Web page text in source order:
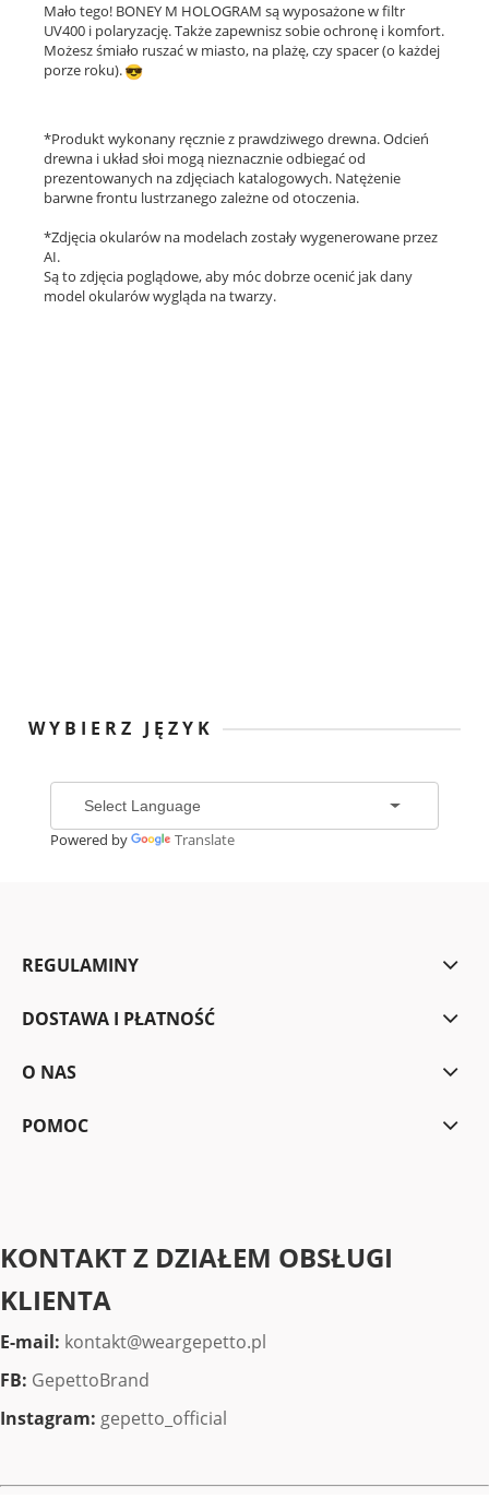
Mało tego! BONEY M HOLOGRAM są wyposażone w filtr
UV400 i polaryzację. Także zapewnisz sobie ochronę i komfort.
Możesz śmiało ruszać w miasto, na plażę, czy spacer (o każdej
porze roku).
*Produkt wykonany ręcznie z prawdziwego drewna. Odcień
drewna i układ słoi mogą nieznacznie odbiegać od
prezentowanych na zdjęciach katalogowych. Natężenie
barwne frontu lustrzanego zależne od otoczenia.
*Zdjęcia okularów na modelach zostały wygenerowane przez
AI.
Są to zdjęcia poglądowe, aby móc dobrze ocenić jak dany
model okularów wygląda na twarzy.
WYBIERZ JĘZYK
Powered by Translate
REGULAMINY
DOSTAWA I PŁATNOŚĆ
O NAS
POMOC
KONTAKT Z DZIAŁEM OBSŁUGI
KLIENTA
E-mail: kontakt@weargepetto.pl
FB: GepettoBrand
Instagram: gepetto_official